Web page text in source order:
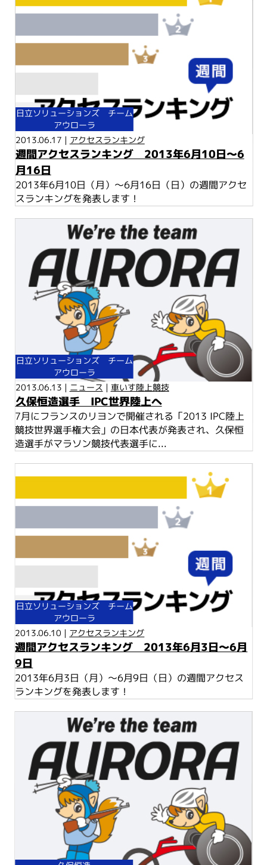
日立ソリューションズ チーム
アウローラ
2013.06.17 | アクセスランキング
週間アクセスランキング 2013年6月10日～6
月16日
2013年6月10日（月）～6月16日（日）の週間アクセ
スランキングを発表します！
日立ソリューションズ チーム
アウローラ
2013.06.13 | ニュース | 車いす陸上競技
久保恒造選手 IPC世界陸上へ
7月にフランスのリヨンで開催される「2013 IPC陸上
競技世界選手権大会」の日本代表が発表され、久保恒
造選手がマラソン競技代表選手に...
日立ソリューションズ チーム
アウローラ
2013.06.10 | アクセスランキング
週間アクセスランキング 2013年6月3日～6月
9日
2013年6月3日（月）～6月9日（日）の週間アクセス
ランキングを発表します！